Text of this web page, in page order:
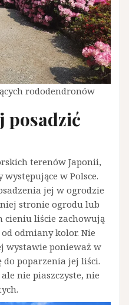
rododendronów
posadzić
terenów Japonii,
w Polsce.
jej w ogrodzie
stronie ogrodu lub
cieniu liście zachowują
odmiany kolor. Nie
wystawie ponieważ w
do poparzenia jej liści.
nie piaszczyste, nie